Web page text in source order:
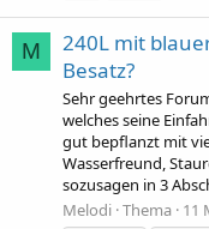
M
240L mit
Besatz?
Sehr geehrtes
welches seine
gut bepflanzt mit
Wasserfreund,
sozusagen in 3
Melodi Thema 11